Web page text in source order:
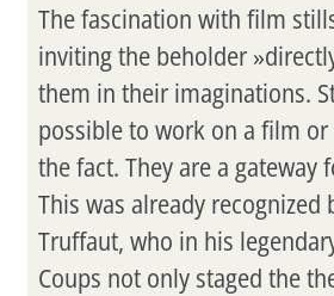
The fascination with film
inviting the beholder
them in their imaginations.
possible to work on a film
the fact. They are a gateway
This was already recognized
Truffaut, who in his
Coups not only staged the